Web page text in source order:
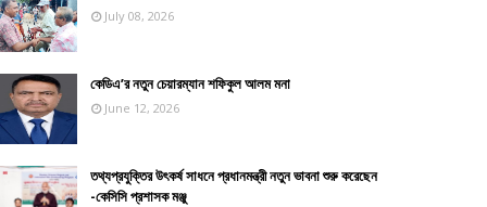
July 08, 2026
কেডিএ’র নতুন চেয়ারম্যান শফিকুল আলম মনা
June 12, 2026
তথ্যপ্রযুক্তির উৎকর্ষ সাধনে প্রধানমন্ত্রী নতুন ভাবনা শুরু করেছেন
-কেসিসি প্রশাসক মঞ্জু